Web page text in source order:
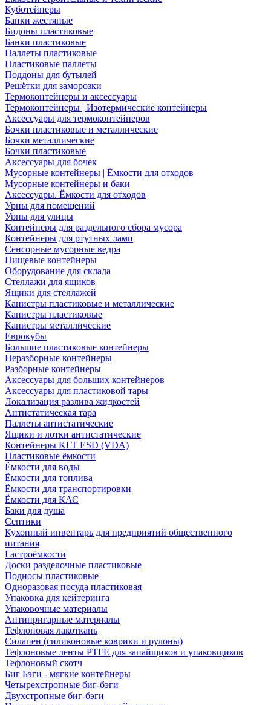
Куботейнеры
Банки жестяные
Бидоны пластиковые
Банки пластиковые
Паллеты пластиковые
Пластиковые паллеты
Поддоны для бутылей
Решётки для заморозки
Термоконтейнеры и аксессуары
Термоконтейнеры | Изотермические контейнеры
Аксессуары для термоконтейнеров
Бочки пластиковые и металлические
Бочки металлические
Бочки пластиковые
Аксессуары для бочек
Мусорные контейнеры | Ёмкости для отходов
Мусорные контейнеры и баки
Аксессуары. Ёмкости для отходов
Урны для помещений
Урны для улицы
Контейнеры для раздельного сбора мусора
Контейнеры для ртутных ламп
Сенсорные мусорные ведра
Пищевые контейнеры
Оборудование для склада
Стеллажи для ящиков
Ящики для стеллажей
Канистры пластиковые и металлические
Канистры пластиковые
Канистры металлические
Еврокубы
Большие пластиковые контейнеры
Неразборные контейнеры
Разборные контейнеры
Аксессуары для больших контейнеров
Аксессуары для пластиковой тары
Локализация разлива жидкостей
Антистатическая тара
Паллеты антистатические
Ящики и лотки антистатические
Контейнеры KLT ESD (VDA)
Пластиковые ёмкости
Ёмкости для воды
Ёмкости для топлива
Ёмкости для транспортировки
Ёмкости для КАС
Баки для душа
Септики
Кухонный инвентарь для предприятий общественного
питания
Гастроёмкости
Доски разделочные пластиковые
Подносы пластиковые
Одноразовая посуда пластиковая
Упаковка для кейтеринга
Упаковочные материалы
Антипригарные материалы
Тефлоновая лакоткань
Силапен (силиконовые коврики и рулоны)
Тефлоновые ленты PTFE для запайщиков и упаковщиков
Тефлоновый скотч
Биг Бэги - мягкие контейнеры
Четырехстропные биг-бэги
Двухстропные биг-бэги